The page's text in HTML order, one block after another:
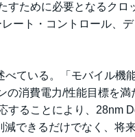
すために必要となるクロ
ート・コントロール、
ている。「モバイル機
の消費電力/性能目標を満
することにより、28nm
できるだけでなく、将